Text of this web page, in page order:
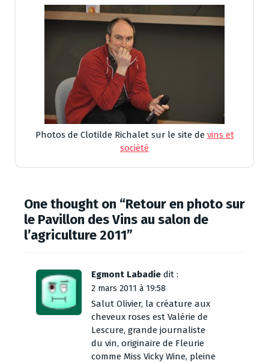
Photos de Clotilde Richalet sur le site de vins et
société
One thought on “Retour en photo sur
le Pavillon des Vins au salon de
l’agriculture 2011”
Egmont Labadie dit :
2 mars 2011 à 19:58
Salut Olivier, la créature aux
cheveux roses est Valérie de
Lescure, grande journaliste
du vin, originaire de Fleurie
comme Miss Vicky Wine, pleine